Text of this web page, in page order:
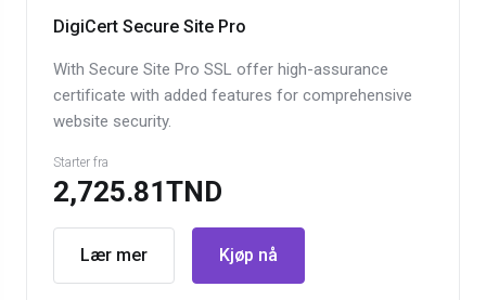
DigiCert Secure Site Pro
With Secure Site Pro SSL offer high-assurance
certificate with added features for comprehensive
website security.
Starter fra
2,725.81TND
Lær mer Kjøp nå